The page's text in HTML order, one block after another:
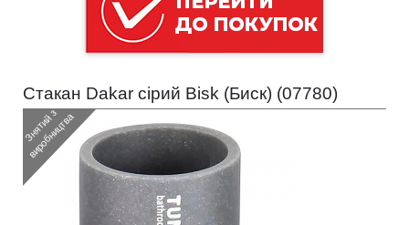
Стакан Dakar сірий Bisk (Биск) (07780)
З
н
я
т
и
й
з
в
и
р
о
б
н
и
ц
т
в
а